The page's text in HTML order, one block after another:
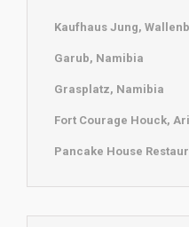
Kaufhaus Jung,
Garub, Namibia
Grasplatz, Namibia
Fort Courage Houck,
Pancake House